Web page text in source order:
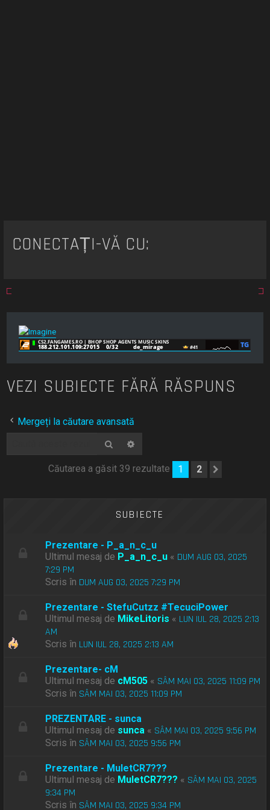
CONECTAȚI-VĂ CU:
VEZI SUBIECTE FĂRĂ RĂSPUNS
Mergeți la căutare avansată
Căutare
Căutarea a găsit 39 rezultate 1 2
SUBIECTE
Prezentare - P_a_n_c_u
Ultimul mesaj de P_a_n_c_u « DUM AUG 03, 2025
7:29 PM
Scris în DUM AUG 03, 2025 7:29 PM
Prezentare - StefuCutzz #TecuciPower
Ultimul mesaj de MikeLitoris « LUN IUL 28, 2025 2:13
AM
Scris în LUN IUL 28, 2025 2:13 AM
Prezentare- cM
Ultimul mesaj de cM505 « SÂM MAI 03, 2025 11:09 PM
Scris în SÂM MAI 03, 2025 11:09 PM
PREZENTARE - sunca
Ultimul mesaj de sunca « SÂM MAI 03, 2025 9:56 PM
Scris în SÂM MAI 03, 2025 9:56 PM
Prezentare - MuletCR7???
Ultimul mesaj de MuletCR7??? « SÂM MAI 03, 2025
9:34 PM
Scris în SÂM MAI 03, 2025 9:34 PM